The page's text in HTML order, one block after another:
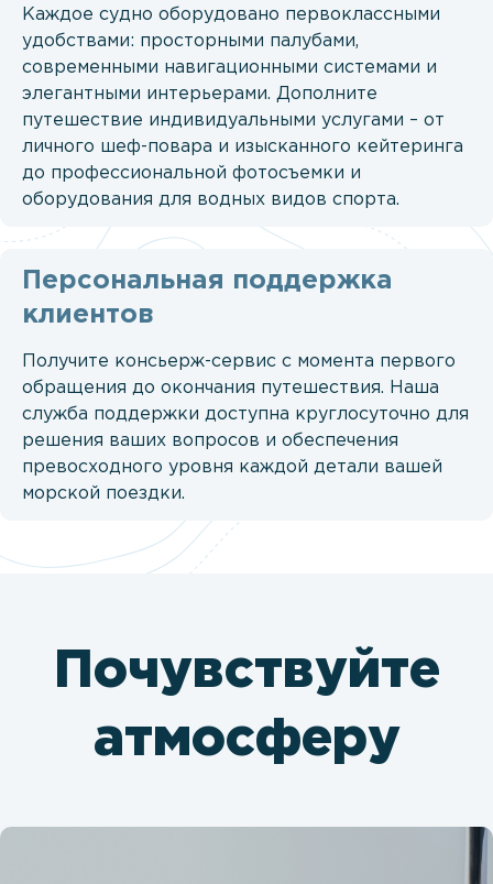
Каждое судно оборудовано первоклассными
удобствами: просторными палубами,
современными навигационными системами и
элегантными интерьерами. Дополните
путешествие индивидуальными услугами – от
личного шеф-повара и изысканного кейтеринга
до профессиональной фотосъемки и
оборудования для водных видов спорта.
Персональная поддержка
клиентов
Получите консьерж-сервис с момента первого
обращения до окончания путешествия. Наша
служба поддержки доступна круглосуточно для
решения ваших вопросов и обеспечения
превосходного уровня каждой детали вашей
морской поездки.
Почувствуйте
атмосферу